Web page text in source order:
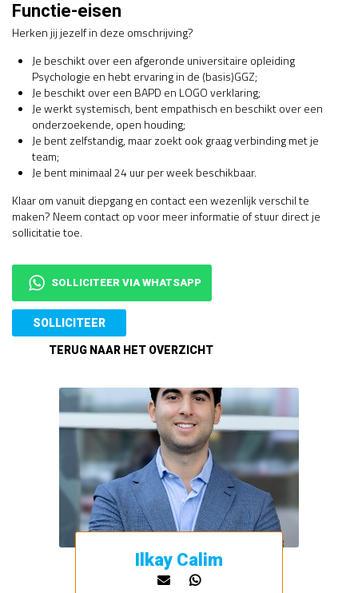
Functie-eisen
Herken jij jezelf in deze omschrijving?
Je beschikt over een afgeronde universitaire opleiding
Psychologie en hebt ervaring in de (basis)GGZ;
Je beschikt over een BAPD en LOGO verklaring;
Je werkt systemisch, bent empathisch en beschikt over een
onderzoekende, open houding;
Je bent zelfstandig, maar zoekt ook graag verbinding met je
team;
Je bent minimaal 24 uur per week beschikbaar.
Klaar om vanuit diepgang en contact een wezenlijk verschil te
maken? Neem contact op voor meer informatie of stuur direct je
sollicitatie toe.
SOLLICITEER VIA WHATSAPP
Ilkay Calim